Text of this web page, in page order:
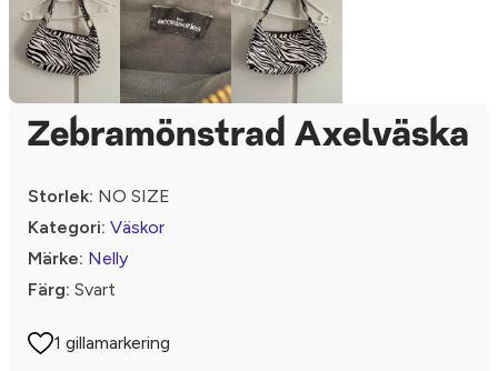
Zebramönstrad Axelväska
Storlek: NO SIZE
Kategori: Väskor
Märke: Nelly
Färg: Svart
1 gillamarkering